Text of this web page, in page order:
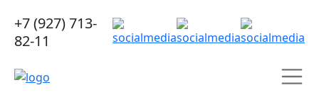
+7 (927) 713-
82-11